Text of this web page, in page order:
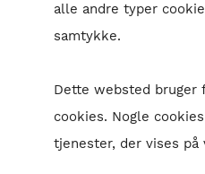
alle andre typer
samtykke.
Dette websted bruger
cookies. Nogle
tjenester, der vises på